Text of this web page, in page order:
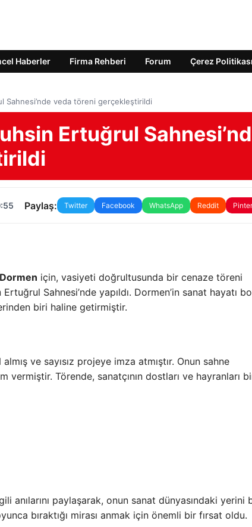
Haberler Firma Rehberi Forum Çerez Politikası
Sahnesi’nde veda töreni gerçekleştirildi
Ertuğrul
Paylaş: Twitter Facebook WhatsApp Reddit
için, vasiyeti doğrultusunda bir cenaze töreni
Sahnesi’nde yapıldı. Dormen’in sanat hayatı
biri haline getirmiştir.
ve sayısız projeye imza atmıştır. Onun sahne
vermiştir. Törende, sanatçının dostları ve hayranları
anılarını paylaşarak, onun sanat dünyasındaki yerini
bıraktığı mirası anmak için önemli bir fırsat oldu.